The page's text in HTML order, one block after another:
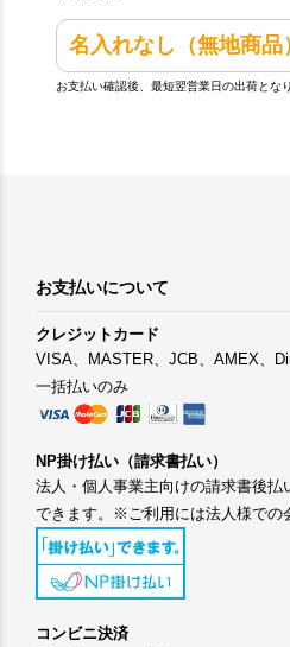
名入れなし（無地商品
お支払い確認後、最短翌営業日の出荷とな
お支払いについて
クレジットカード
VISA、MASTER、JCB、AMEX、
一括払いのみ
NP掛け払い（請求書払い）
法人・個人事業主向けの請求書後
できます。※ご利用には法人様での
コンビニ決済